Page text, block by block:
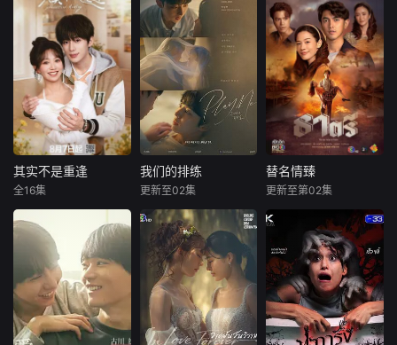
其实不是重逢
黄圣依
一群怀揣各自
“失意”的年轻人，
在沿海小城南安相
遇相知，他们决心
各展所长创办旅行
社。他们以当地的
其实不是重逢
全16集
我们的排练
暂无内容
我们的排练
更新至02集
替名情臻
塔拉·提帕
纨绔子弟Thatri Th
atriphan因挥霍无
敌倾家荡产，豪
宅、情人、朋友一
夜尽失。某日搭乘
替名情臻
更新至第02集